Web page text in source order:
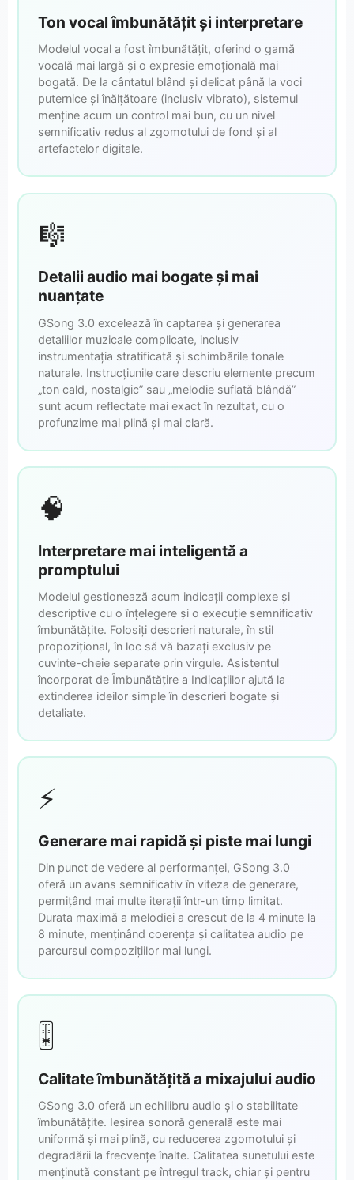
Ton vocal îmbunătățit și interpretare
Modelul vocal a fost îmbunătățit, oferind o gamă
vocală mai largă și o expresie emoțională mai
bogată. De la cântatul blând și delicat până la voci
puternice și înălțătoare (inclusiv vibrato), sistemul
menține acum un control mai bun, cu un nivel
semnificativ redus al zgomotului de fond și al
artefactelor digitale.
🎼
Detalii audio mai bogate și mai
nuanțate
GSong 3.0 excelează în captarea și generarea
detaliilor muzicale complicate, inclusiv
instrumentația stratificată și schimbările tonale
naturale. Instrucțiunile care descriu elemente precum
„ton cald, nostalgic” sau „melodie suflată blândă”
sunt acum reflectate mai exact în rezultat, cu o
profunzime mai plină și mai clară.
🧠
Interpretare mai inteligentă a
promptului
Modelul gestionează acum indicații complexe și
descriptive cu o înțelegere și o execuție semnificativ
îmbunătățite. Folosiți descrieri naturale, în stil
propozițional, în loc să vă bazați exclusiv pe
cuvinte-cheie separate prin virgule. Asistentul
încorporat de Îmbunătățire a Indicațiilor ajută la
extinderea ideilor simple în descrieri bogate și
detaliate.
⚡
Generare mai rapidă și piste mai lungi
Din punct de vedere al performanței, GSong 3.0
oferă un avans semnificativ în viteza de generare,
permițând mai multe iterații într-un timp limitat.
Durata maximă a melodiei a crescut de la 4 minute la
8 minute, menținând coerența și calitatea audio pe
parcursul compozițiilor mai lungi.
🎚️
Calitate îmbunătățită a mixajului audio
GSong 3.0 oferă un echilibru audio și o stabilitate
îmbunătățite. Ieșirea sonoră generală este mai
uniformă și mai plină, cu reducerea zgomotului și
degradării la frecvențe înalte. Calitatea sunetului este
menținută constant pe întregul track, chiar și pentru